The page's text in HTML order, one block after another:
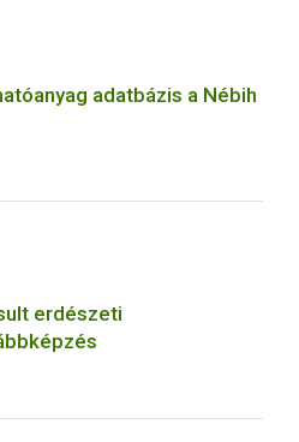
adatbázis a Nébih
erdészeti